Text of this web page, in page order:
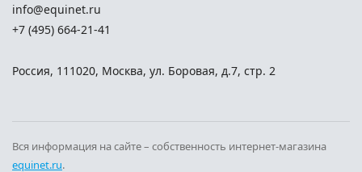
info@equinet.ru
+7 (495) 664-21-41
Россия, 111020, Москва, ул. Боровая, д.7, стр. 2
Вся информация на сайте – собственность интернет-магазина
equinet.ru.